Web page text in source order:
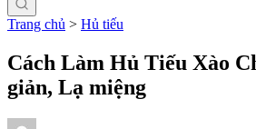
Trang chủ > Hủ tiếu
Cách Làm Hủ Tiếu Xào
giản, Lạ miệng